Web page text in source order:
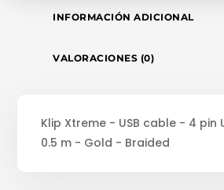
INFORMACIÓN ADICIONAL
VALORACIONES (0)
Klip Xtreme - USB cable - 4 pin
0.5 m - Gold - Braided